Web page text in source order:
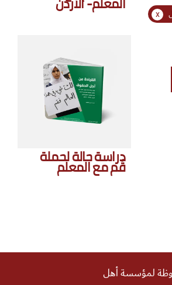
دراسة حالة لحملة
قُم مع المعلم
لمؤسسة أهل